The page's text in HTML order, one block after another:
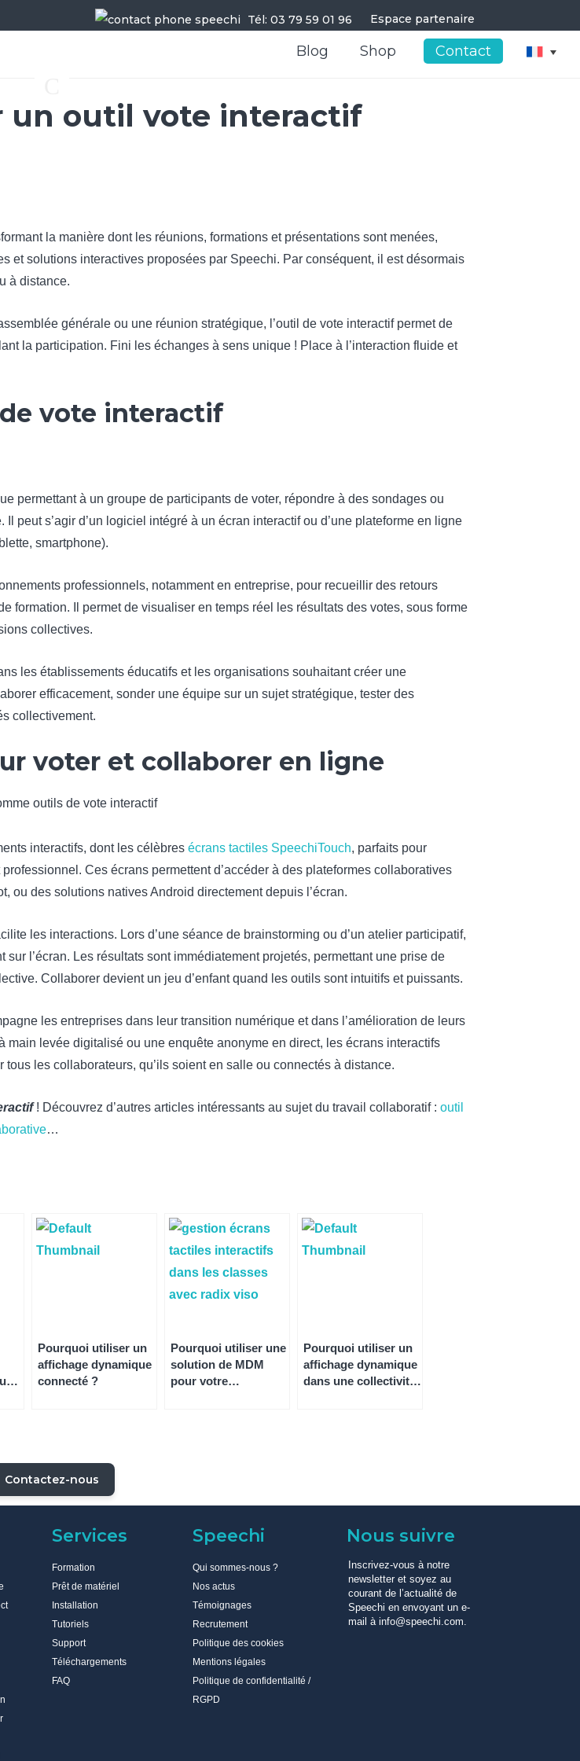
Tél: 03 79 59 01 96 Espace partenaire
Contact
Shop
Blog
un outil vote interactif
la manière dont les réunions, formations et présentations sont menées,
et solutions interactives proposées par Speechi. Par conséquent, il est désormais
à distance.
générale ou une réunion stratégique, l’outil de vote interactif permet de
la participation. Fini les échanges à sens unique ! Place à l’interaction fluide et
vote interactif
permettant à un groupe de participants de voter, répondre à des sondages ou
peut s’agir d’un logiciel intégré à un écran interactif ou d’une plateforme en ligne
smartphone).
professionnels, notamment en entreprise, pour recueillir des retours
formation. Il permet de visualiser en temps réel les résultats des votes, sous forme
collectives.
les établissements éducatifs et les organisations souhaitant créer une
efficacement, sonder une équipe sur un sujet stratégique, tester des
collectivement.
voter et collaborer en ligne
interactifs, dont les célèbresécrans tactiles SpeechiTouch, parfaits pour
Ces écrans permettent d’accéder à des plateformes collaboratives
ou des solutions natives Android directement depuis l’écran.
les interactions. Lors d’une séance de brainstorming ou d’un atelier participatif,
l’écran. Les résultats sont immédiatement projetés, permettant une prise de
Collaborer devient un jeu d’enfant quand les outils sont intuitifs et puissants.
les entreprises dans leur transition numérique et dans l’amélioration de leurs
main levée digitalisé ou une enquête anonyme en direct, les écrans interactifs
les collaborateurs, qu’ils soient en salle ou connectés à distance.
! Découvrez d’autres articles intéressants au sujet du travail collaboratif :outil
…
Pourquoi utiliser un
affichage dynamique
connecté ?
Pourquoi utiliser une
solution de MDM
pour votre
Pourquoi utiliser un
affichage dynamique
dans une collectivité
Contactez-nous
Services
Formation
Prêt de matériel
Installation
Tutoriels
Support
Téléchargements
FAQ
Speechi
Qui sommes-nous ?
Nos actus
Témoignages
Recrutement
Politique des cookies
Mentions légales
Politique de confidentialité /
RGPD
Nous suivre
Inscrivez-vous à notre
newsletter et soyez au
courant de l’actualité de
Speechi en envoyant un e-
mail à info@speechi.com.